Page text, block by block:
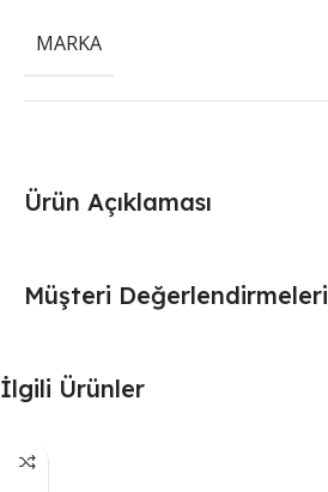
Ürün Açıklaması
MARKA
Müşteri Değerlendirmeleri
İlgili Ürünler